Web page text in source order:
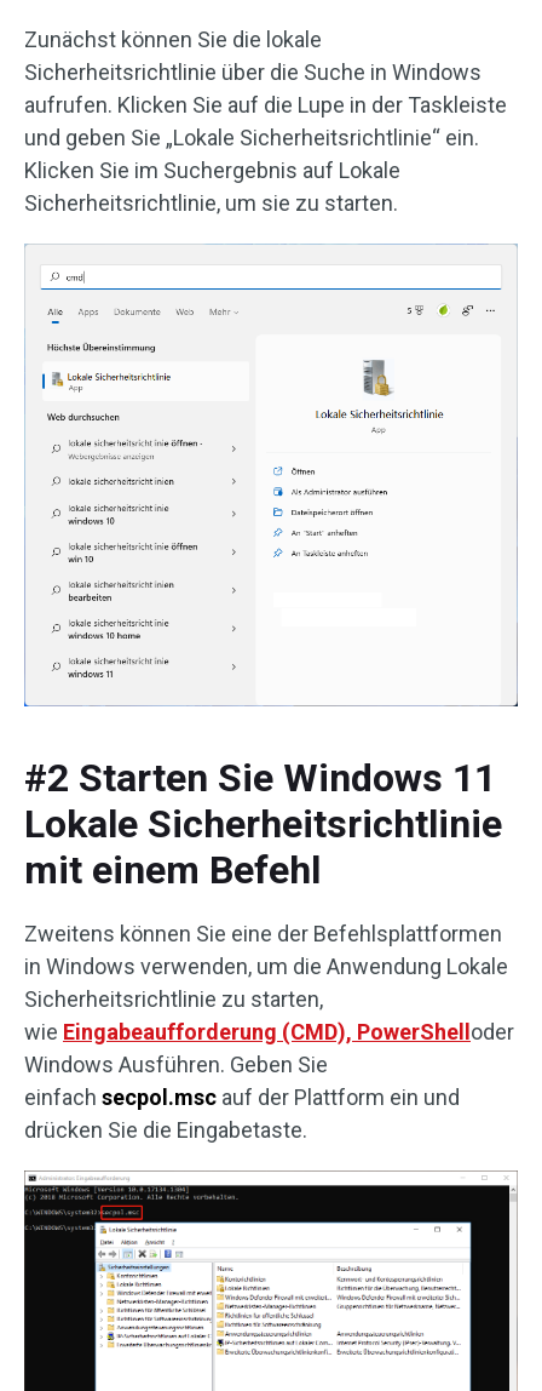
Zunächst können Sie die lokale
Sicherheitsrichtlinie über die Suche in Windows
aufrufen. Klicken Sie auf die Lupe in der Taskleiste
und geben Sie „Lokale Sicherheitsrichtlinie“ ein.
Klicken Sie im Suchergebnis auf Lokale
Sicherheitsrichtlinie, um sie zu starten.
#2 Starten Sie Windows 11
Lokale Sicherheitsrichtlinie
mit einem Befehl
Zweitens können Sie eine der Befehlsplattformen
in Windows verwenden, um die Anwendung Lokale
Sicherheitsrichtlinie zu starten,
wie Eingabeaufforderung (CMD), PowerShelloder
Windows Ausführen. Geben Sie
einfach secpol.msc auf der Plattform ein und
drücken Sie die Eingabetaste.